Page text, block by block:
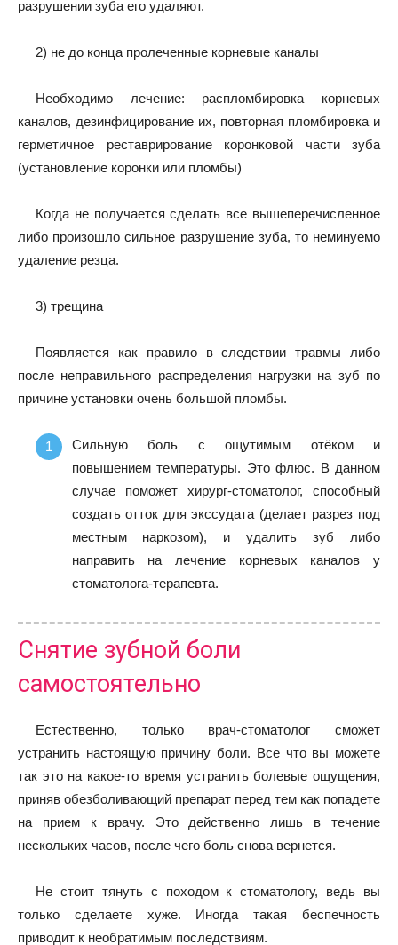
разрушении зуба его удаляют.
2) не до конца пролеченные корневые каналы
Необходимо лечение: распломбировка корневых
каналов, дезинфицирование их, повторная пломбировка и
герметичное реставрирование коронковой части зуба
(установление коронки или пломбы)
Когда не получается сделать все вышеперечисленное
либо произошло сильное разрушение зуба, то неминуемо
удаление резца.
3) трещина
Появляется как правило в следствии травмы либо
после неправильного распределения нагрузки на зуб по
причине установки очень большой пломбы.
Сильную боль с ощутимым отёком и
повышением температуры. Это флюс. В данном
случае поможет хирург-стоматолог, способный
создать отток для экссудата (делает разрез под
местным наркозом), и удалить зуб либо
направить на лечение корневых каналов у
стоматолога-терапевта.
Снятие зубной боли
самостоятельно
Естественно, только врач-стоматолог сможет
устранить настоящую причину боли. Все что вы можете
так это на какое-то время устранить болевые ощущения,
приняв обезболивающий препарат перед тем как попадете
на прием к врачу. Это действенно лишь в течение
нескольких часов, после чего боль снова вернется.
Не стоит тянуть с походом к стоматологу, ведь вы
только сделаете хуже. Иногда такая беспечность
приводит к необратимым последствиям.